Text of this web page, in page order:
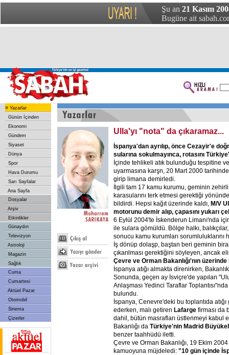
Şu an 21 Kasım
Bugüne ait
» Yazarlar
Günün İçinden
Ekonomi
Gündem
Siyaset
Dünya
Spor
Hava Durumu
Sarı Sayfalar
Ana Sayfa
Dosyalar
Arşiv
Etkinlikler
Günaydın
Televizyon
Astroloji
Magazin
Sağlık
Cuma
Cumartesi
Aktüel Pazar
Otomobil
Sinema
Çizerler
Ulla'yı "nota" da çıkaramaz...
İspanya'dan ayrılıp, önce Cezayir'e
sularına sokulmayınca, rotasını
İçinde tehlikeli atık bulunduğu tespitine
uyarmasına karşn, 20 Mart 2000
girip limana demirledi.
İlgili tam 17 kamu kurumu, geminin zehirli
karasularını terk etmesi gerektiği
bildirdi. Hepsi kağıt üzerinde kaldı, M/V
motorunu demir alıp, çapasını yukarı
6 Eylül 2004'te İskenderun Limanı'nda
ile sulara gömüldü. Bölge halkı,
sonucu kamu kurumları sorumluluklarını
İş dönüp dolaşp, baştan beri geminin
çıkarılması gerektiğini söyleyen, ancak
Çevre ve Orman Bakanlığı'nın üzerinde
İspanya atığı almakta direnirken,
Sonunda, geçen ay İsviçre'de yapılan
Anlaşması Yedinci Taraflar
bulundu.
İspanya, Cenevre'deki bu toplantıda
ederken, malı getiren Lafarge firması da
dahil, bütün masrafları üstlenmeyi kabul
Bakanlığı da Türkiye'nin Madrid
benzer taahhüdü iletti.
Çevre ve Orman Bakanlığı, 19 Ekim
kamuoyuna müjdeledi: "10 gün içinde